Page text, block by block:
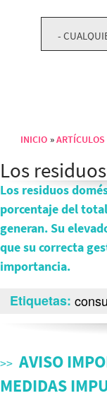
Sobrescribir enlaces de ayuda a la navegación
INICIO ARTÍCULOS
Los
Los residuos
porcentaje del
generan. Su
que su correcta
importancia.
Etiquetas
AVISO
MEDIDAS